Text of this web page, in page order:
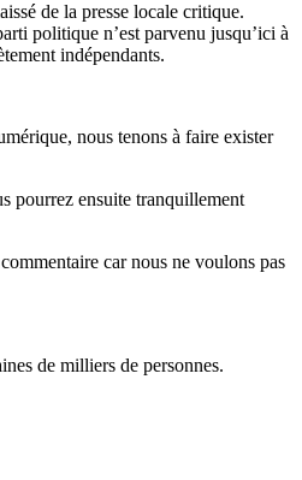
de la presse locale critique.
politique n’est parvenu jusqu’ici à
indépendants.
nous tenons à faire exister
pourrez ensuite tranquillement
car nous ne voulons pas
de milliers de personnes.